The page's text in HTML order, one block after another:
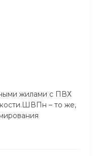
жилами с ПВХ
– то же,